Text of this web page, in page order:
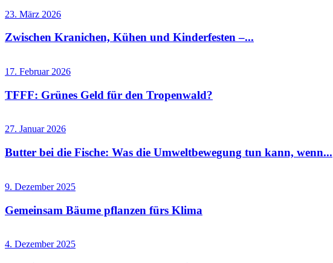
23. März 2026
Zwischen Kranichen, Kühen und Kinderfesten –...
17. Februar 2026
TFFF: Grünes Geld für den Tropenwald?
27. Januar 2026
Butter bei die Fische: Was die Umweltbewegung tun kann, wenn...
9. Dezember 2025
Gemeinsam Bäume pflanzen fürs Klima
4. Dezember 2025